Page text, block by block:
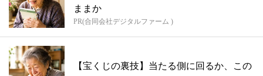
ままか
PR(合同会社デジタルファーム )
【宝くじの裏技】当たる側に回るか、この